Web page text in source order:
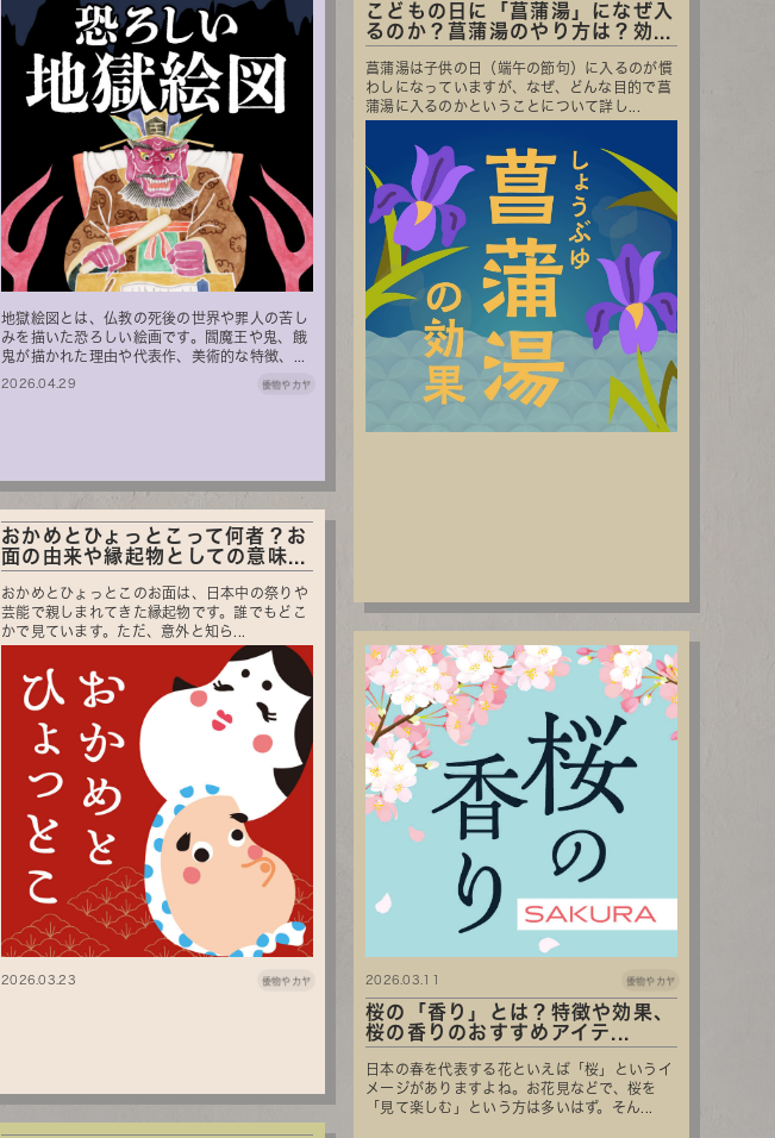
地獄絵図とは、仏教の死後の世界や罪人の苦し
みを描いた恐ろしい絵画です。閻魔王や鬼、餓
鬼が描かれた理由や代表作、美術的な特徴、...
2026.04.29 倭物やカヤ
こどもの日に「菖蒲湯」になぜ入
るのか？菖蒲湯のやり方は？効...
菖蒲湯は子供の日（端午の節句）に入るのが慣
わしになっていますが、なぜ、どんな目的で菖
蒲湯に入るのかということについて詳し...
おかめとひょっとこって何者？お
面の由来や縁起物としての意味...
おかめとひょっとこのお面は、日本中の祭りや
芸能で親しまれてきた縁起物です。誰でもどこ
かで見ています。ただ、意外と知ら...
2026.03.23 倭物やカヤ
桜の「香り」とは？特徴や効果、
桜の香りのおすすめアイテ...
日本の春を代表する花といえば「桜」というイ
メージがありますよね。お花見などで、桜を
「見て楽しむ」という方は多いはず。そん...
2026.03.11 倭物やカヤ